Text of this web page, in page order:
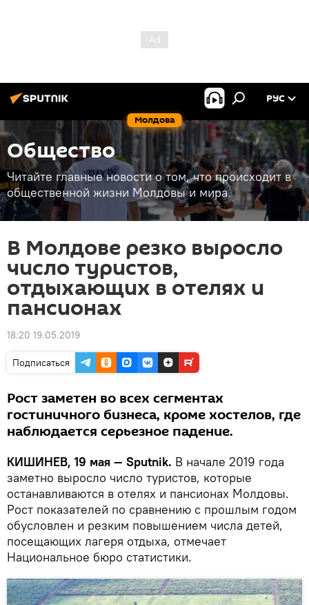
Молдова
РУС
Общество
Читайте главные новости о том, что происходит в
общественной жизни Молдовы и мира.
В Молдове резко выросло
число туристов,
отдыхающих в отелях и
пансионах
18:20 19.05.2019
Подписаться
Рост заметен во всех сегментах
гостиничного бизнеса, кроме хостелов, где
наблюдается серьезное падение.
КИШИНЕВ, 19 мая — Sputnik. В начале 2019 года
заметно выросло число туристов, которые
останавливаются в отелях и пансионах Молдовы.
Рост показателей по сравнению с прошлым годом
обусловлен и резким повышением числа детей,
посещающих лагеря отдыха, отмечает
Национальное бюро статистики.